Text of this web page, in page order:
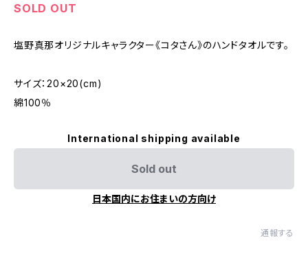
SOLD OUT
塩野真那オリジナルキャラクター《コタさん》のハンドタオルです。
サイズ：20×20(cm)
綿100％
International shipping available
Sold out
日本国内にお住まいの方向け
通報する